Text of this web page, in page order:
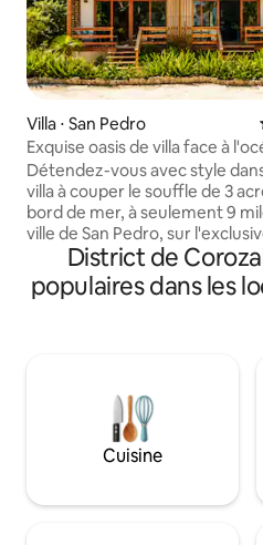
Villa ⋅ San Pedro
Exquise oasis de villa face à
Détendez-vous avec style
villa à couper le souffle de 3
bord de mer, à seulement 9
ville de San Pedro, sur
Millionaire 's Row. Profitez de
dégagées, d'une plage privée,
restaurants en plein air et
gestionnaire immobilier et un
terrain sur place, assure un
douceur. Les voyageurs
également d'un accès aux
service d'escorte de villa pour
District de
populaires dans les
Cuisine